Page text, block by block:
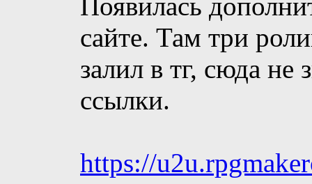
Появилась
сайте. Там три
залил в тг, сюда не
ссылки.
https://